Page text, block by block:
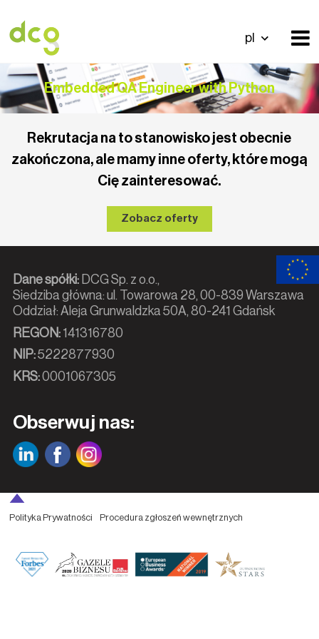
pl
Embedded QA Engineer with Python
Rekrutacja na to stanowisko jest obecnie
zakończona, ale mamy inne oferty, które mogą
Cię zainteresować.
Zobacz oferty
Dane spółki:DCG Sp. z o.o.,
Siedziba główna: ul. Towarowa 28, 00-839 Warszawa
Oddział: Aleja Grunwaldzka 50A, 80-241 Gdańsk
REGON:141316780
NIP:5222877930
KRS:0001067305
Obserwuj nas:
Polityka Prywatności Procedura zgłoszeń wewnętrznych